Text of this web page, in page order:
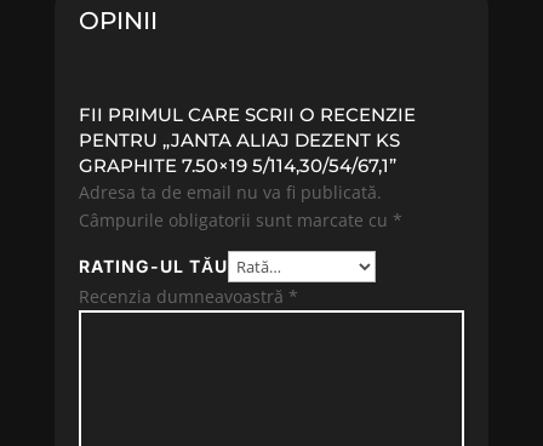
OPINII
FII PRIMUL CARE SCRII O RECENZIE
PENTRU „JANTA ALIAJ DEZENT KS
GRAPHITE 7.50×19 5/114,30/54/67,1”
Adresa ta de email nu va fi publicată.
Câmpurile obligatorii sunt marcate cu *
RATING-UL TĂU
Recenzia dumneavoastră *